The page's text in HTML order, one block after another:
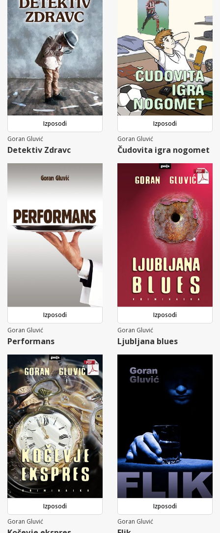
Izposodi
Goran Gluvić
Detektiv Zdravc
Izposodi
Goran Gluvić
Čudovita igra nogomet
Izposodi
Goran Gluvić
Performans
Izposodi
Goran Gluvić
Ljubljana blues
Izposodi
Goran Gluvić
Izposodi
Goran Gluvić